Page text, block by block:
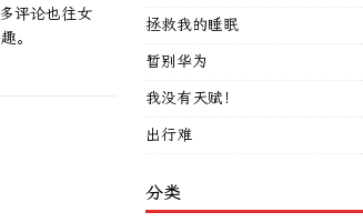
评论也往女
。
拯救我的睡眠
暂别华为
我没有天赋！
出行难
分类